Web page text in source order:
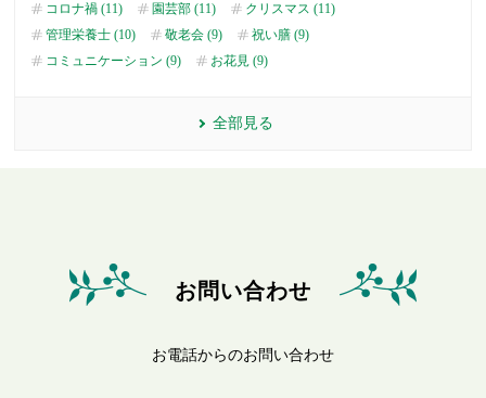
コロナ禍 (11)
園芸部 (11)
クリスマス (11)
管理栄養士 (10)
敬老会 (9)
祝い膳 (9)
コミュニケーション (9)
お花見 (9)
全部見る
お問い合わせ
お電話からのお問い合わせ